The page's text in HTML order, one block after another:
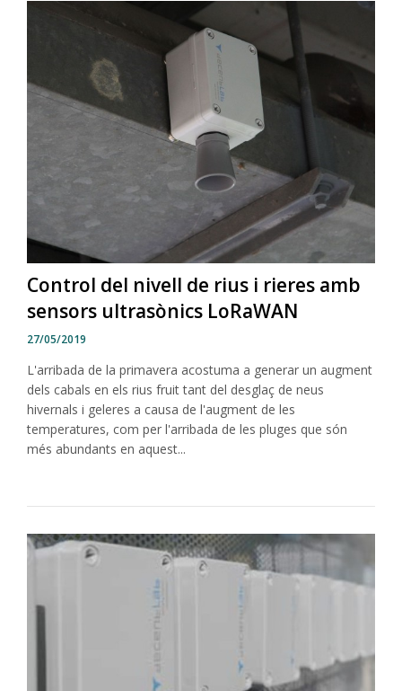
Control del nivell de rius i rieres amb
sensors ultrasònics LoRaWAN
27/05/2019
L'arribada de la primavera acostuma a generar un augment
dels cabals en els rius fruit tant del desglaç de neus
hivernals i geleres a causa de l'augment de les
temperatures, com per l'arribada de les pluges que són
més abundants en aquest...